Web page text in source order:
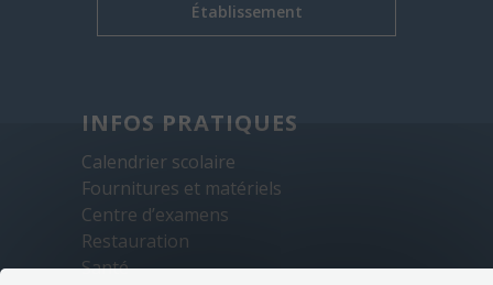
Établissement
INFOS PRATIQUES
Calendrier scolaire
Fournitures et matériels
Centre d’examens
Restauration
Santé